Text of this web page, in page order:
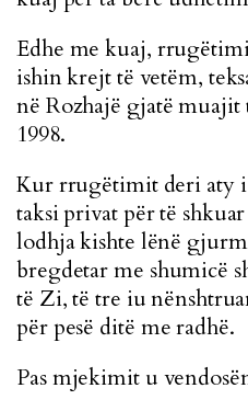
Edhe me kuaj,
ishin krejt të vetëm,
në Rozhajë gjatë
1998.
Kur rrugëtimit deri aty
taksi privat për të
lodhja kishte lënë
bregdetar me shumicë
të Zi, të tre iu
për pesë ditë me radhë.
Pas mjekimit u